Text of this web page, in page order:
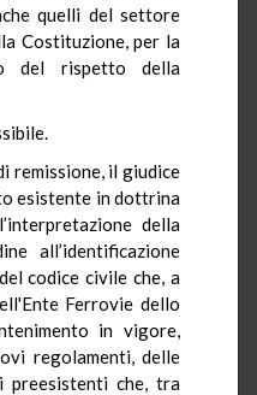
quelli del settore
Costituzione, per la
del rispetto della
remissione, il giudice
esistente in dottrina
della
all’identificazione
codice civile che, a
Ferrovie dello
in vigore,
regolamenti, delle
preesistenti che, tra